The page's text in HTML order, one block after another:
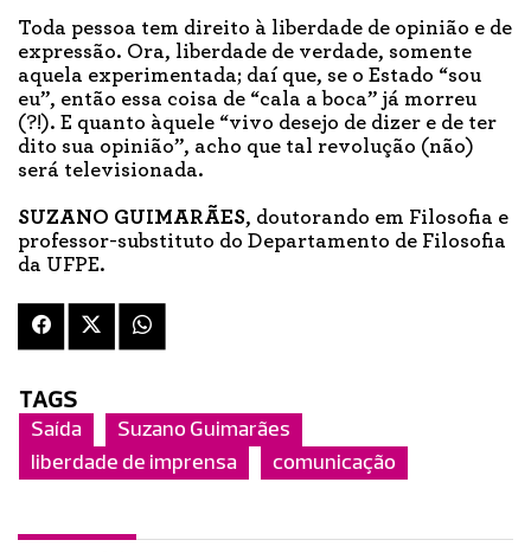
Toda pessoa tem direito à liberdade de opinião e de
expressão. Ora, liberdade de verdade, somente
aquela experimentada; daí que, se o Estado “sou
eu”, então essa coisa de “cala a boca” já morreu
(?!). E quanto àquele “vivo desejo de dizer e de ter
dito sua opinião”, acho que tal revolução (não)
será televisionada.
SUZANO GUIMARÃES, doutorando em Filosofia e
professor-substituto do Departamento de Filosofia
da UFPE.
TAGS
Saída
Suzano Guimarães
liberdade de imprensa
comunicação